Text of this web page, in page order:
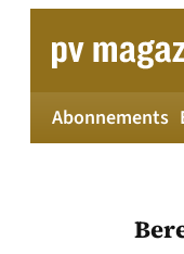
Abonnements